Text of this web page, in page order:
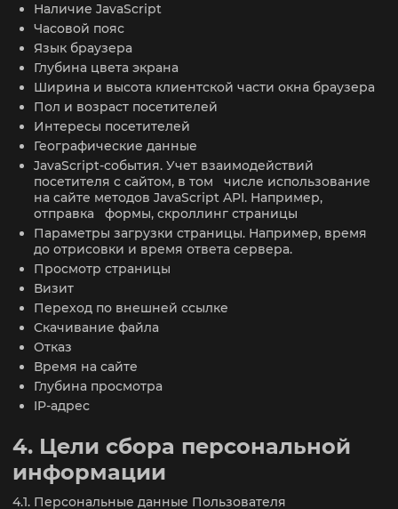
Наличие JavaScript
Часовой пояс
Язык браузера
Глубина цвета экрана
Ширина и высота клиентской части окна браузера
Пол и возраст посетителей
Интересы посетителей
Географические данные
JavaScript-события. Учет взаимодействий
посетителя с сайтом, в том числе использование
на сайте методов JavaScript API. Например,
отправка формы, скроллинг страницы
Параметры загрузки страницы. Например, время
до отрисовки и время ответа сервера.
Просмотр страницы
Визит
Переход по внешней ссылке
Скачивание файла
Отказ
Время на сайте
Глубина просмотра
IP-адрес
4. Цели сбора персональной
информации
4.1. Персональные данные Пользователя